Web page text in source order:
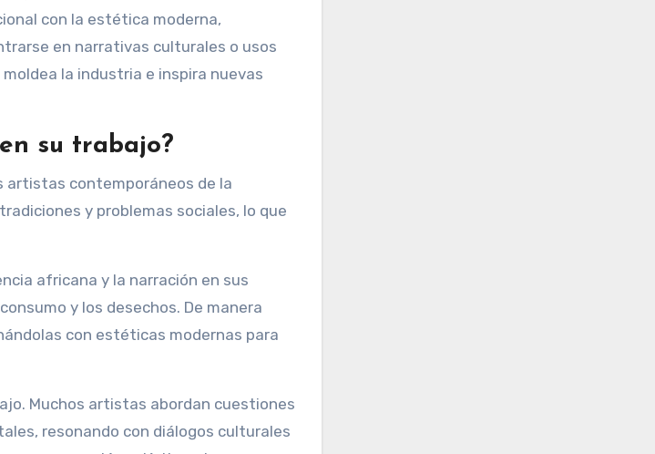
con la estética moderna,
en narrativas culturales o usos
la industria e inspira nuevas
su trabajo?
artistas contemporáneos de la
y problemas sociales, lo que
africana y la narración en sus
y los desechos. De manera
con estéticas modernas para
Muchos artistas abordan cuestiones
resonando con diálogos culturales